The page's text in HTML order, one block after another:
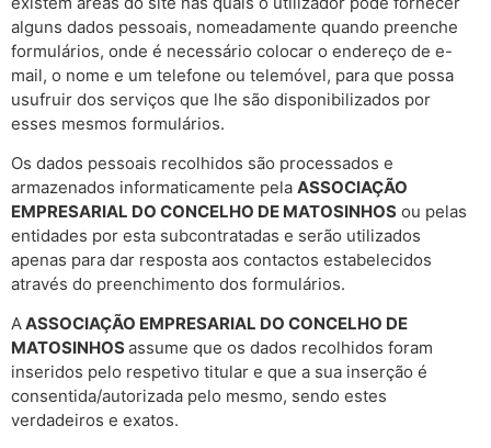
alguns dados pessoais, nomeadamente quando preenche
formulários, onde é necessário colocar o endereço de e-
mail, o nome e um telefone ou telemóvel, para que possa
usufruir dos serviços que lhe são disponibilizados por
esses mesmos formulários.
Os dados pessoais recolhidos são processados e
armazenados informaticamente pela ASSOCIAÇÃO
EMPRESARIAL DO CONCELHO DE MATOSINHOS ou pelas
entidades por esta subcontratadas e serão utilizados
apenas para dar resposta aos contactos estabelecidos
através do preenchimento dos formulários.
AASSOCIAÇÃO EMPRESARIAL DO CONCELHO DE
MATOSINHOSassume que os dados recolhidos foram
inseridos pelo respetivo titular e que a sua inserção é
consentida/autorizada pelo mesmo, sendo estes
verdadeiros e exatos.